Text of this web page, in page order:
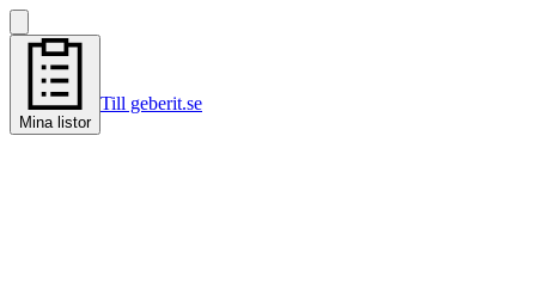
Mina listor
Till geberit.se